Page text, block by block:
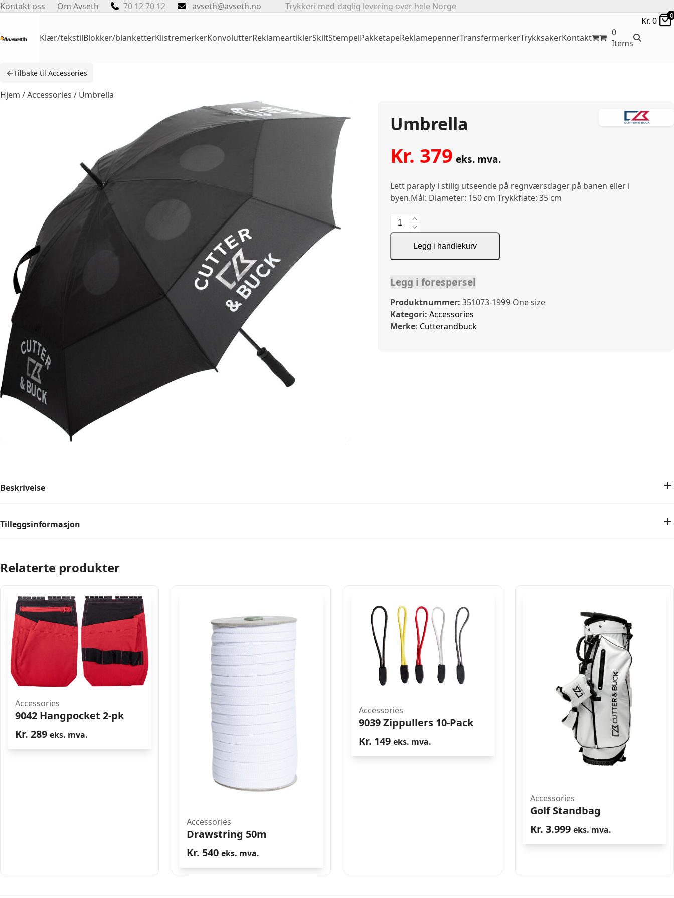
Skip
Kontakt oss Om Avseth 70 12 70 12 avseth@avseth.no Trykkeri med daglig levering over hele Norge
Klær/tekstilBlokker/blanketterKlistremerkerKonvolutterReklameartiklerSkiltStempelPakketapeReklamepennerTransfermerkerTrykksakerKontakt
0
Items
Kr. 0 0
←Tilbake til Accessories
Hjem /Accessories / Umbrella
Umbrella
Kr. 379 eks. mva.
Lett paraply i stilig utseende på regnværsdager på banen eller i
byen.Mål: Diameter: 150 cm Trykkflate: 35 cm
Umbrella
antall
Legg i handlekurv
Legg i forespørsel
Produktnummer: 351073-1999-One size
Kategori: Accessories
Merke: Cutterandbuck
Beskrivelse
Tilleggsinformasjon
Relaterte produkter
Accessories
9042 Hangpocket 2-pk
Kr. 289 eks. mva.
Accessories
Drawstring 50m
Kr. 540 eks. mva.
Accessories
9039 Zippullers 10-Pack
Kr. 149 eks. mva.
Accessories
Golf Standbag
Kr. 3.999 eks. mva.